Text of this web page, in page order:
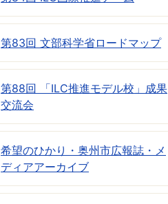
第83回 文部科学省ロードマップ
第88回 「ILC推進モデル校」成果
交流会
希望のひかり・奥州市広報誌・メ
ディアアーカイブ